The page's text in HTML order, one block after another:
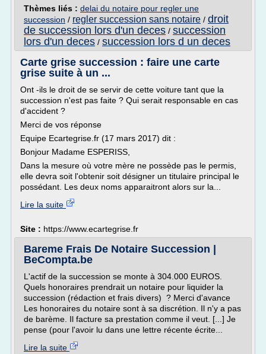
Thèmes liés : delai du notaire pour regler une
succession / regler succession sans notaire / droit
de succession lors d'un deces / succession
lors d'un deces / succession lors d un deces
Carte grise succession : faire une carte
grise suite à un ...
Ont -ils le droit de se servir de cette voiture tant que la
succession n'est pas faite ? Qui serait responsable en cas
d'accident ?
Merci de vos réponse
Equipe Ecartegrise.fr (17 mars 2017) dit :
Bonjour Madame ESPERISS,
Dans la mesure où votre mère ne possède pas le permis,
elle devra soit l'obtenir soit désigner un titulaire principal le
possédant. Les deux noms apparaitront alors sur la...
Lire la suite
Site : https://www.ecartegrise.fr
Bareme Frais De Notaire Succession |
BeCompta.be
L'actif de la succession se monte à 304.000 EUROS.
Quels honoraires prendrait un notaire pour liquider la
succession (rédaction et frais divers) ? Merci d'avance
Les honoraires du notaire sont à sa discrétion. Il n'y a pas
de barème. Il facture sa prestation comme il veut. [...] Je
pense (pour l'avoir lu dans une lettre récente écrite...
Lire la suite